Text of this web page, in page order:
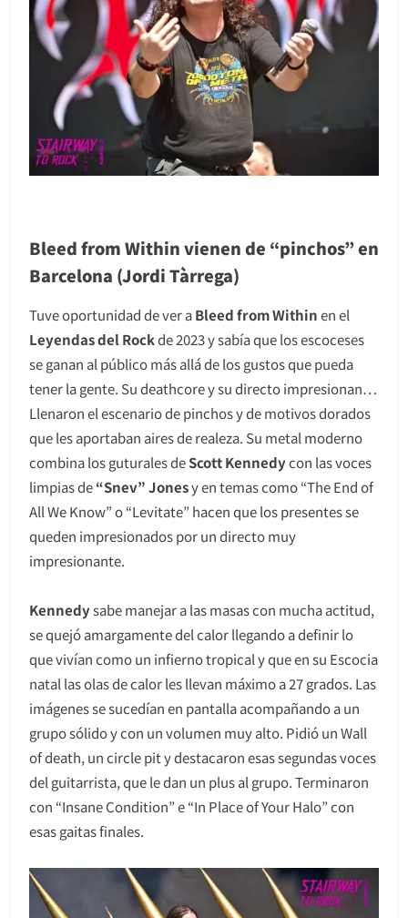
Bleed from Within vienen de “pinchos” en
Barcelona (Jordi Tàrrega)
Tuve oportunidad de ver aBleed from Withinen el
Leyendas del Rockde 2023 y sabía que los escoceses
se ganan al público más allá de los gustos que pueda
tener la gente. Su deathcore y su directo impresionan…
Llenaron el escenario de pinchos y de motivos dorados
que les aportaban aires de realeza. Su metal moderno
combina los guturales deScott Kennedycon las voces
limpias de“Snev” Jonesy en temas como “The End of
All We Know” o “Levitate” hacen que los presentes se
queden impresionados por un directo muy
impresionante.
Kennedysabe manejar a las masas con mucha actitud,
se quejó amargamente del calor llegando a definir lo
que vivían como un infierno tropical y que en su Escocia
natal las olas de calor les llevan máximo a 27 grados. Las
imágenes se sucedían en pantalla acompañando a un
grupo sólido y con un volumen muy alto. Pidió un Wall
of death, un circle pit y destacaron esas segundas voces
del guitarrista, que le dan un plus al grupo. Terminaron
con “Insane Condition” e “In Place of Your Halo” con
esas gaitas finales.